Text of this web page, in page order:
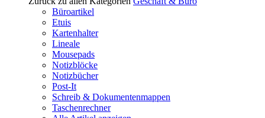
Büroartikel
Etuis
Kartenhalter
Lineale
Mousepads
Notizblöcke
Notizbücher
Post-It
Schreib & Dokumentenmappen
Taschenrechner